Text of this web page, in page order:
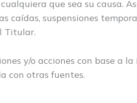
que sea su causa.
caídas, suspensiones
Titular.
y/o acciones con base a
con otras fuentes.